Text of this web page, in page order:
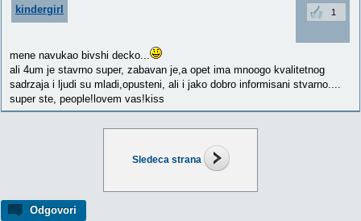
Sledeca strana
Odgovori
kindergirl 1
mene navukao bivshi decko...
ali 4um je stavrno super, zabavan je,a opet ima mnoogo kvalitetnog
sadrzaja i ljudi su mladi,opusteni, ali i jako dobro informisani stvarno....
super ste, people!lovem vas!kiss